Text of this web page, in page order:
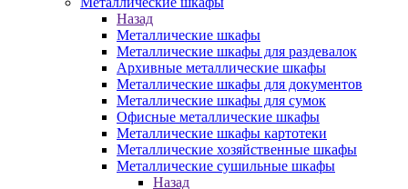
Назад
Металлические шкафы
Металлические шкафы для раздевалок
Архивные металлические шкафы
Металлические шкафы для документов
Металлические шкафы для сумок
Офисные металлические шкафы
Металлические шкафы картотеки
Металлические хозяйственные шкафы
Металлические сушильные шкафы
Назад